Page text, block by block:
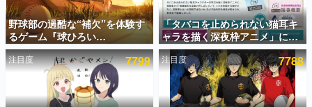
アプリセール情報
インタビュー
連載・特集一覧
殿堂入り記事
野球部の過酷な“補欠”を体験す
るゲーム『球ひろい
Simulator』が「1件」のウィッ
シュリストをもとにチェコ語に
対応しSNSで話題に。『キング
ダム・カム』開発元やチェコの
プロ野球選手から称賛の声
「タバコを止められない猫耳キ
ャラを描く深夜枠アニメ」に視
聴者の一部から批判意見。違法
薬物の使用と思しき描写も含め
て、BPOが議論を交わす
注目度 7799 注目度 7788